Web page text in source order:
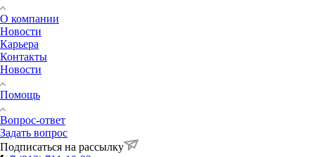
О компании
Новости
Карьера
Контакты
Новости
Помощь
Вопрос-ответ
Задать вопрос
Подписаться на рассылку